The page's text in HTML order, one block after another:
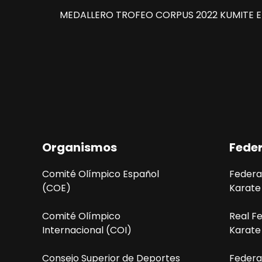
MEDALLERO TROFEO CORPUS 2022 KUMITE
Organismos
Comité Olímpico Español
(COE)
Comité Olímpico
Internacional (COI)
Consejo Superior de Deportes
Real
Karate